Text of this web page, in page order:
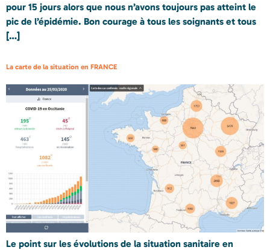
pour 15 jours alors que nous n’avons toujours pas atteint le
pic de l’épidémie. Bon courage à tous les soignants et tous
[…]
La carte de la situation en FRANCE
Le point sur les évolutions de la situation sanitaire en